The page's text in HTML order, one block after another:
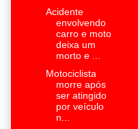
Acidente
envolvendo
carro e moto
deixa um
morto e ...
Motociclista
morre após
ser atingido
por veículo
n...